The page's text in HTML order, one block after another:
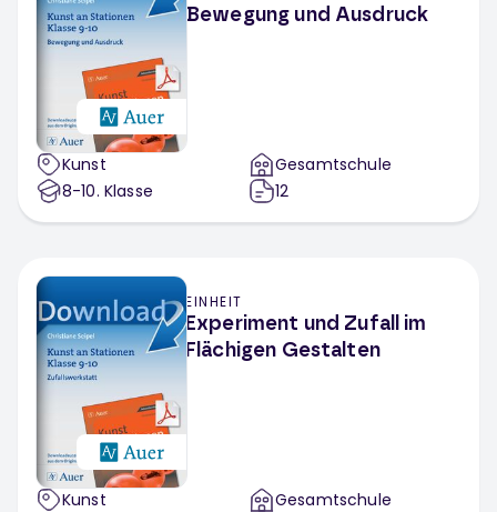
Bewegung und Ausdruck
Kunst
8-10. Klasse
Gesamtschule
12
EINHEIT
Experiment und Zufall im
Flächigen Gestalten
Kunst
Gesamtschule